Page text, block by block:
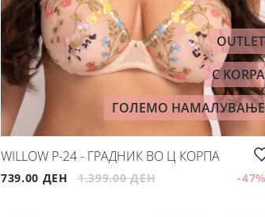
OUTLET
C KORPA
ГОЛЕМО НАМАЛУВАЊЕ
WILLOW P-24 - ГРАДНИК ВО Ц КОРПА
739.00 ДЕН 1,399.00 ДЕН -47